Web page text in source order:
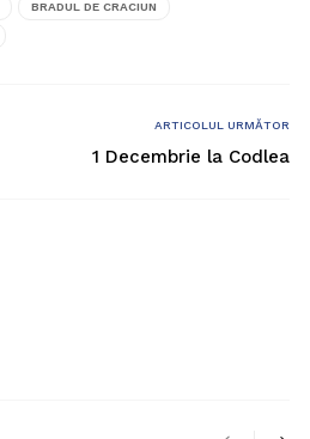
BRADUL DE CRACIUN
ARTICOLUL URMĂTOR
1 Decembrie la Codlea